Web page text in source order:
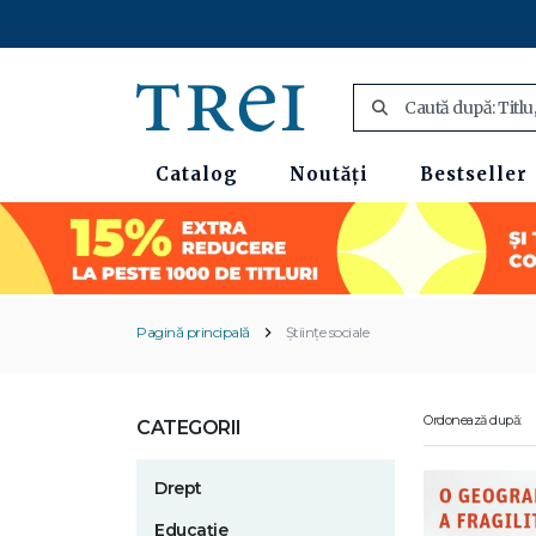
Catalog Noutăți Bestseller
Pagină principală Științe sociale
CATEGORII
Drept
Educație
Ordonează după: